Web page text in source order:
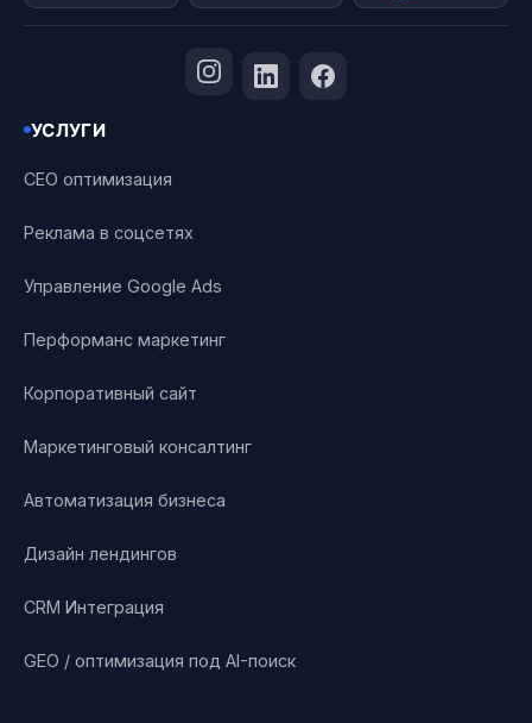
УСЛУГИ
СЕО оптимизация
Реклама в соцсетях
Управление Google Ads
Перформанс маркетинг
Корпоративный сайт
Маркетинговый консалтинг
Автоматизация бизнеса
Дизайн лендингов
CRM Интеграция
GEO / оптимизация под AI-поиск